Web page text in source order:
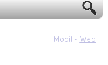
Mobil - Web